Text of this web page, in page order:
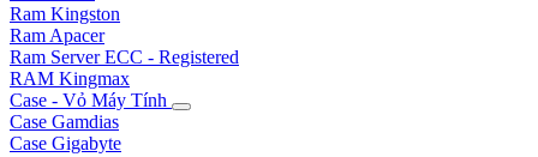
Ram Kingston
Ram Apacer
Ram Server ECC - Registered
RAM Kingmax
Case - Vỏ Máy Tính
Case Gamdias
Case Gigabyte